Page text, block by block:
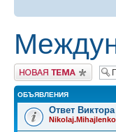
Новая тема
ОБЪЯВЛЕНИЯ
Ответ
Nikolaj.Mihajlenko